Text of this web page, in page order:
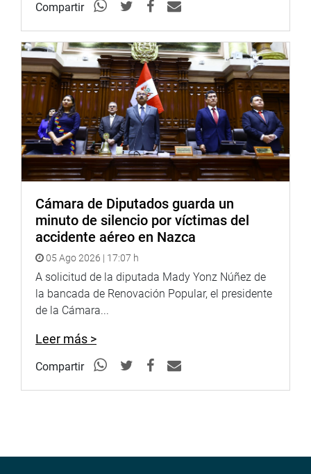
Compartir
Cámara de Diputados guarda un
minuto de silencio por víctimas del
accidente aéreo en Nazca
05 Ago 2026 | 17:07 h
A solicitud de la diputada Mady Yonz Núñez de
la bancada de Renovación Popular, el presidente
de la Cámara...
Leer más >
Compartir